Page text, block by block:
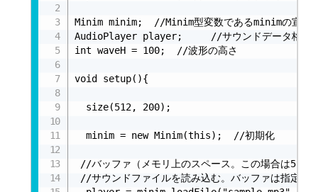
Minim minim;  //Minim型変数であるminimの宣言
AudioPlayer player;		//サウンドデータ格納用の変数
int waveH = 100;  //波形の高さ
void setup(){
  size(512, 200);
  minim = new Minim(this);  //初期化
//バッファ（メモリ上のスペース。この場合は512
//サウンドファイルを読み込む。バッファは指定し